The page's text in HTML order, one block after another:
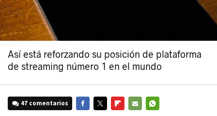
Así está reforzando su posición de plataforma
de streaming número 1 en el mundo
47 comentarios